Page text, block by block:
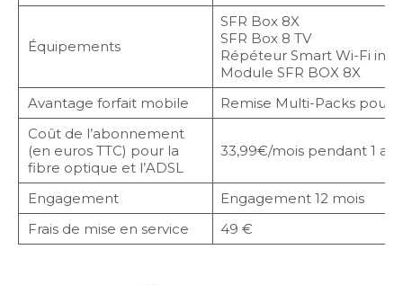
Équipements
SFR Box 8X
SFR Box 8 TV
Répéteur Smart Wi-Fi
Module SFR BOX 8X
Avantage forfait mobile
Remise Multi-Packs pour
Coût de l’abonnement
(en euros TTC) pour la
fibre optique et l’ADSL
33,99€/mois pendant 1
Engagement
Engagement 12 mois
Frais de mise en service
49 €